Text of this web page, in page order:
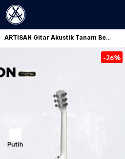
ARTISAN Gitar Akustik Tanam Besi ( AR - POSEIDON Prime )
-26%